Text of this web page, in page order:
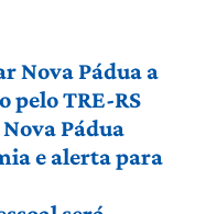
Nova Pádua a
pelo TRE-RS
Pádua
e alerta para